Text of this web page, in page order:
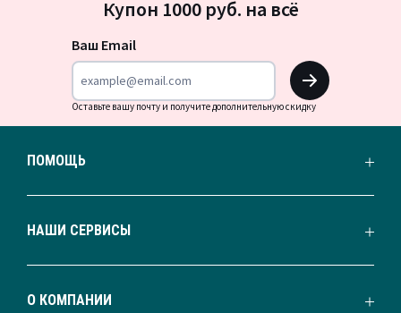
на
Купон 1000 руб. на всё
Ваш Email
OK
Оставьте вашу почту и получите дополнительную скидку
ПОМОЩЬ
НАШИ СЕРВИСЫ
О КОМПАНИИ